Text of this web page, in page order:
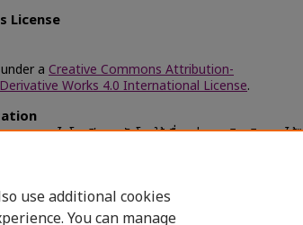
License
a Creative Commons Attribution-
Works 4.0 International License.
องแบบไมโครฟิลเตรชันโดยใช้เยื่อแผ่นเซรามิกชนิดหมุนได้"
use additional cookies
You can manage